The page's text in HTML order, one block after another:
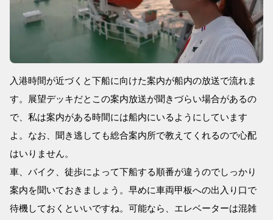
入港時間が近づくと下船に向けた案内が船内の放送で流れま
す。展望デッキだとこの案内放送が聞きづらい場合があるの
で、私は案内がある時間には船内にいるようにしています
よ。なお、聞き逃しても総合案内所で教えてくれるので心配
はいりません。
車、バイク、徒歩によって下船する順番が違うのでしっかり
案内を聞いておきましょう。早めに車両甲板への出入り口で
待機しておくといいですね。可能なら、エレベーターは混雑